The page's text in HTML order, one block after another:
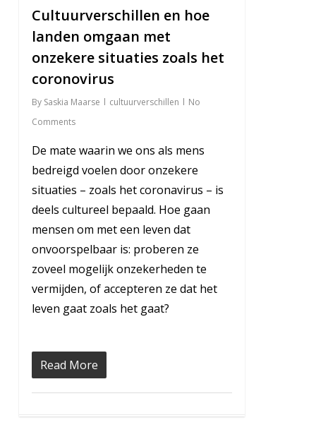
Cultuurverschillen en hoe
landen omgaan met
onzekere situaties zoals het
coronovirus
By Saskia Maarse cultuurverschillen
No
Comments
De mate waarin we ons als mens
bedreigd voelen door onzekere
situaties – zoals het coronavirus – is
deels cultureel bepaald. Hoe gaan
mensen om met een leven dat
onvoorspelbaar is: proberen ze
zoveel mogelijk onzekerheden te
vermijden, of accepteren ze dat het
leven gaat zoals het gaat?
Read More